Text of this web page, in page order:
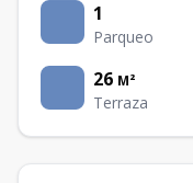
1
Parqueo
26 M²
Terraza